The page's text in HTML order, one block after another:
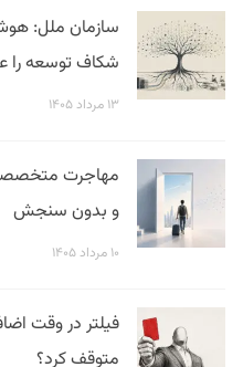
سازمان ملل:
شکاف توسعه را
۱۳ مرداد ۱۴۰۵
مهاجرت
و بدون سنجش
۱۰ مرداد ۱۴۰۵
متوقف کرد؟